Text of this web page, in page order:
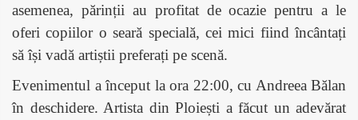
asemenea, părinții au profitat de ocazie pentru a le
oferi copiilor o seară specială, cei mici fiind încântați
să își vadă artiștii preferați pe scenă.
Evenimentul a început la ora 22:00, cu Andreea Bălan
în deschidere. Artista din Ploiești a făcut un adevărat